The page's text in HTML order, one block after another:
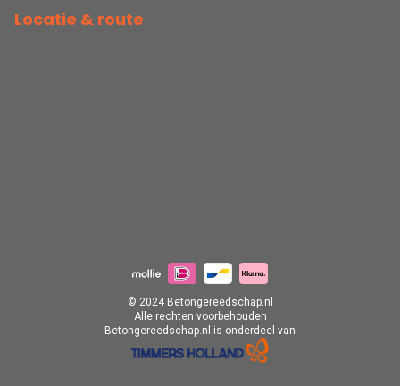
Locatie & route
© 2024 Betongereedschap.nl
Alle rechten voorbehouden
Betongereedschap.nl is onderdeel van